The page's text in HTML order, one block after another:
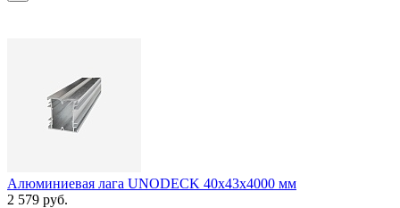
Алюминиевая лага UNODECK 40х43x4000 мм
2 579 руб.